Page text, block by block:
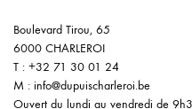
Boulevard Tirou, 65
6000 CHARLEROI
T : +32 71 30 01 24
M : info@dupuischarleroi.be
Ouvert du lundi au vendredi de